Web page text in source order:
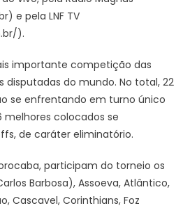
domingo
(29)
–
e pela LNF TV
).
importante competição das
disputadas do mundo. No total, 22
se enfrentando em turno único
melhores colocados se
de caráter eliminatório.
participam do torneio os
Barbosa), Assoeva, Atlântico,
Cascavel, Corinthians, Foz